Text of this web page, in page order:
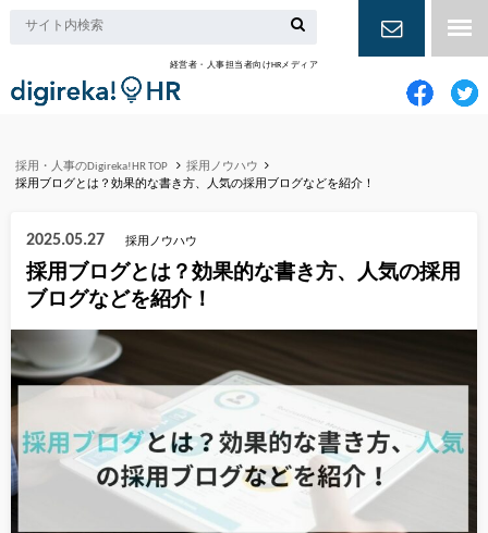
経営者・人事担当者向けHRメディア
お問い合
採用・人事のDigireka!HR TOP
採用ノウハウ
採用ブログとは？効果的な書き方、人気の採用ブログなどを紹介！
2025.05.27 採用ノウハウ
採用ブログとは？効果的な書き方、人気の採用
ブログなどを紹介！